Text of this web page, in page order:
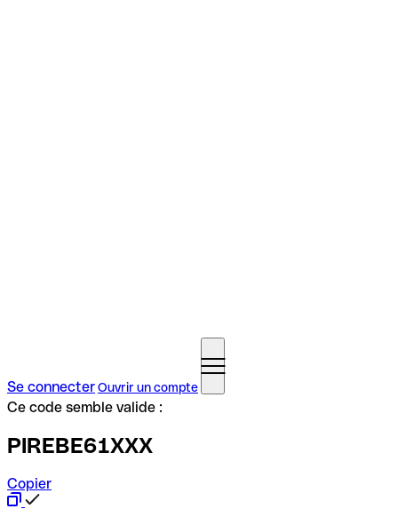
Se connecterOuvrir un compte
Ce code semble valide :
PIREBE61XXX
Copier